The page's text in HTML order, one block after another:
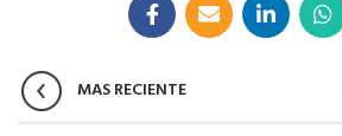
MAS RECIENTE